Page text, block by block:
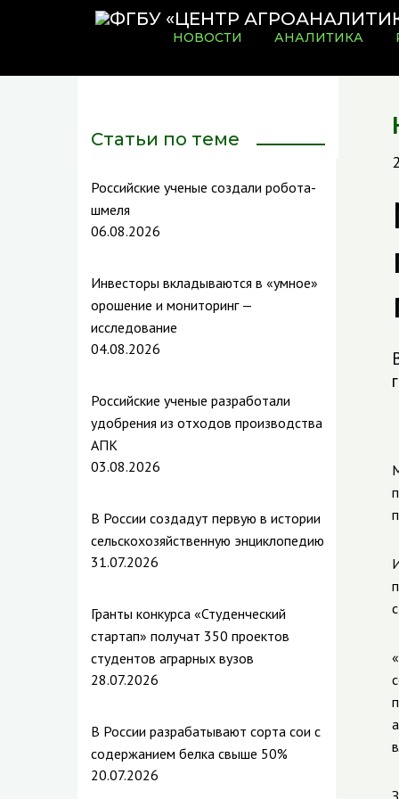
НОВОСТИ АНАЛИТИКА
Статьи по теме
Российские ученые создали робота-
шмеля
06.08.2026
Инвесторы вкладываются в «умное»
орошение и мониторинг —
исследование
04.08.2026
Российские ученые разработали
удобрения из отходов производства
АПК
03.08.2026
В России создадут первую в истории
сельскохозяйственную энциклопедию
31.07.2026
Гранты конкурса «Студенческий
стартап» получат 350 проектов
студентов аграрных вузов
28.07.2026
В России разрабатывают сорта сои с
содержанием белка свыше 50%
20.07.2026